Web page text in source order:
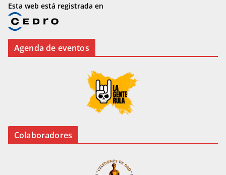
Esta web está registrada en
Agenda de eventos
Colaboradores